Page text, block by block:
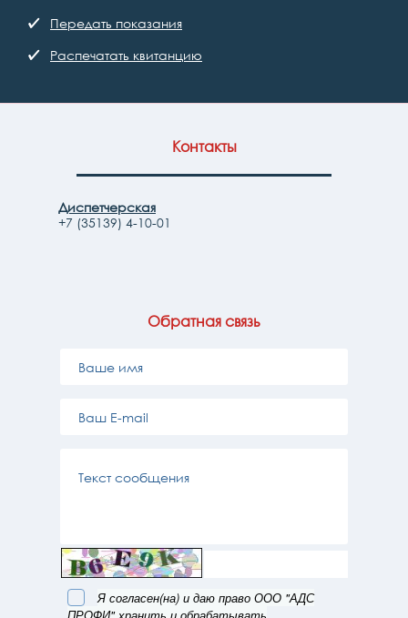
Передать показания
Распечатать квитанцию
Контакты
Диспетчерская
+7 (35139) 4-10-01
Обратная связь
Я согласен(на) и даю право ООО "АДС